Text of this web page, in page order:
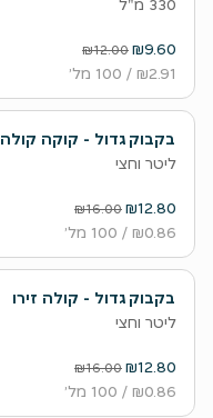
330 מ"ל
₪9.60
₪12.00
₪2.91 / 100 מל׳
בקבוק גדול - קוקה קולה
ליטר וחצי
₪12.80
₪16.00
₪0.86 / 100 מל׳
בקבוק גדול - קולה זירו
ליטר וחצי
₪12.80
₪16.00
₪0.86 / 100 מל׳